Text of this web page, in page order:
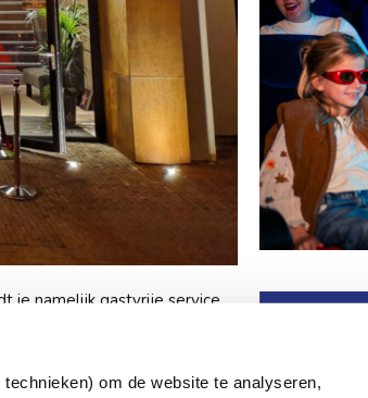
om de website te analyseren,
je namelijk gastvrije service
wij ervoor dat je even